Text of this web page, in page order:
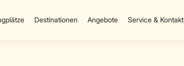
Destinationen Angebote Service & Kontakt